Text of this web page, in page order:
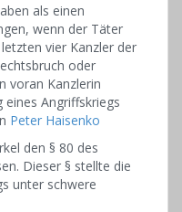
als einen
wenn der Täter
vier Kanzler der
oder
voran Kanzlerin
eines Angriffskriegs
Peter Haisenko
den § 80 des
Dieser § stellte die
unter schwere